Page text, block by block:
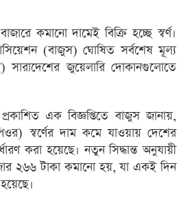
কমানো দামেই বিক্রি হচ্ছে স্বর্ণ।
(বাজুস) ঘোষিত সর্বশেষ মূল্য
জুয়েলারি দোকানগুলোতে
এক বিজ্ঞপ্তিতে বাজুস জানায়,
স্বর্ণের দাম কমে যাওয়ায় দেশের
করা হয়েছে। নতুন সিদ্ধান্ত অনুযায়ী
২৬৬ টাকা কমানো হয়, যা একই দিন